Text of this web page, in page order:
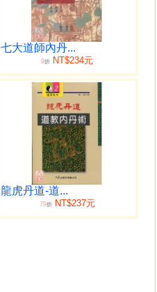
七大道師內丹...
9折 NT$234元
龍虎丹道-道...
79折NT$237元